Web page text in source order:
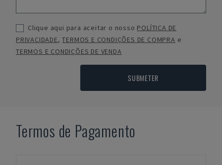
Clique aqui para aceitar o nosso POLÍTICA DE
PRIVACIDADE,TERMOS E CONDIÇÕES DE COMPRA e
TERMOS E CONDIÇÕES DE VENDA
SUBMETER
Termos de Pagamento